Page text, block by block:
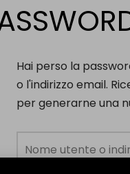
Hai perso la
o l'indirizzo email.
per generarne una
Nome utente o